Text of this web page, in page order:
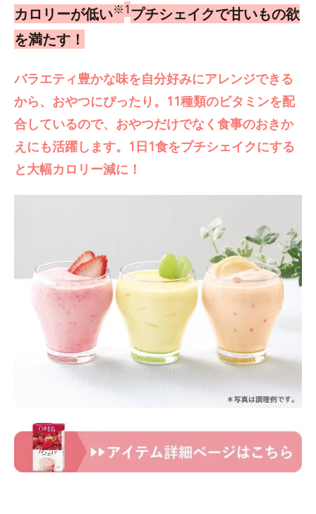
カロリーが低い※1プチシェイクで甘いもの欲
を満たす！
バラエティ豊かな味を自分好みにアレンジできる
から、おやつにぴったり。11種類のビタミンを配
合しているので、おやつだけでなく食事のおきか
えにも活躍します。1日1食をプチシェイクにする
と大幅カロリー減に！